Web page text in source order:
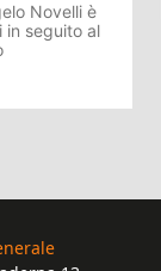
Novelli è
in seguito al